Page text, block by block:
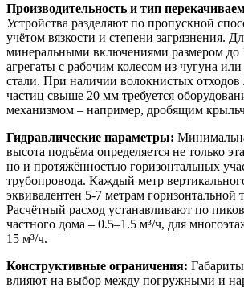
Производительность и тип
Устройства разделяют по пропускной
учётом вязкости и степени загрязнения.
минеральными включениями размером до
агрегаты с рабочим колесом из чугуна
стали. При наличии волокнистых отходов
частиц свыше 20 мм требуется
механизмом – например, дробящим
Гидравлические параметры:
высота подъёма определяется не только
но и протяжённостью горизонтальных
трубопровода. Каждый метр
эквивалентен 5-7 метрам горизонтальной
Расчётный расход устанавливают по
частного дома – 0.5–1.5 м³/ч, для
15 м³/ч.
Конструктивные ограничения:
влияют на выбор между погружными и